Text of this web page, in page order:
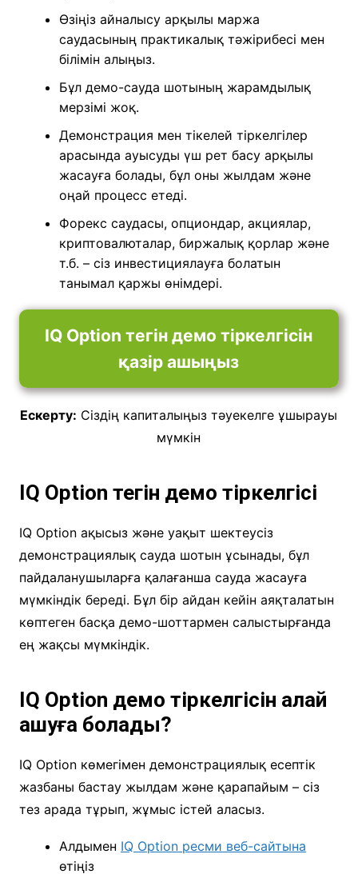
Өзіңіз айналысу арқылы маржа
саудасының практикалық тәжірибесі мен
білімін алыңыз.
Бұл демо-сауда шотының жарамдылық
мерзімі жоқ.
Демонстрация мен тікелей тіркелгілер
арасында ауысуды үш рет басу арқылы
жасауға болады, бұл оны жылдам және
оңай процесс етеді.
Форекс саудасы, опциондар, акциялар,
криптовалюталар, биржалық қорлар және
т.б. – сіз инвестициялауға болатын
танымал қаржы өнімдері.
IQ Option тегін демо тіркелгісін
қазір ашыңыз
Ескерту: Сіздің капиталыңыз тәуекелге ұшырауы
мүмкін
IQ Option тегін демо тіркелгісі
IQ Option ақысыз және уақыт шектеусіз
демонстрациялық сауда шотын ұсынады, бұл
пайдаланушыларға қалағанша сауда жасауға
мүмкіндік береді. Бұл бір айдан кейін аяқталатын
көптеген басқа демо-шоттармен салыстырғанда
ең жақсы мүмкіндік.
IQ Option демо тіркелгісін қалай
ашуға болады?
IQ Option көмегімен демонстрациялық есептік
жазбаны бастау жылдам және қарапайым – сіз
тез арада тұрып, жұмыс істей аласыз.
Алдымен IQ Option ресми веб-сайтына
өтіңіз